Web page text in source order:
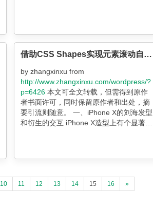
借助CSS Shapes实现元素滚动自动环绕iPhone X的刘海
by zhangxinxu from
http://www.zhangxinxu.com/wordpress/?
p=6426 本文可全文转载，但需得到原作
者书面许可，同时保留原作者和出处，摘
要引流则随意。 一、iPhone X的刘海发型
和衍生的交互 iPhone X造型上有个显著的
10 11 12 13 14 15 16 »